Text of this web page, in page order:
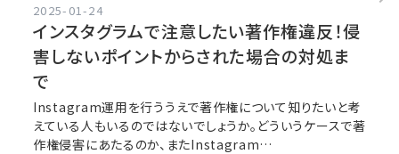
2025-01-24
インスタグラムで注意したい著作権違反！侵
害しないポイントからされた場合の対処ま
で
Instagram運用を行ううえで著作権について知りたいと考
えている人もいるのではないでしょうか。どういうケースで著
作権侵害にあたるのか、またInstagram…